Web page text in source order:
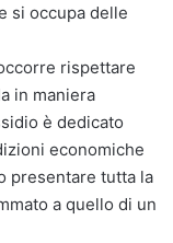
si occupa delle
rispettare
in maniera
è dedicato
economiche
presentare tutta la
a quello di un